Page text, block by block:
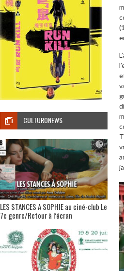
CULTURONEWS
LES STANCES A SOPHIE au ciné-club Le
7e genre/Retour à l’écran